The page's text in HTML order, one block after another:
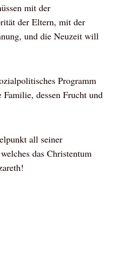
mit der
der Eltern, mit der
und die Neuzeit will
Programm
Familie, dessen Frucht und
all seiner
das Christentum